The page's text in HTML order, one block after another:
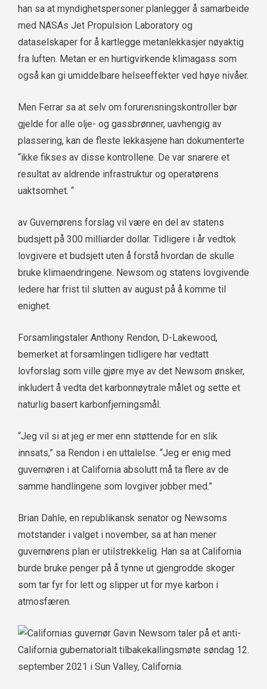
han sa at myndighetspersoner planlegger å samarbeide
med NASAs Jet Propulsion Laboratory og
dataselskaper for å kartlegge metanlekkasjer nøyaktig
fra luften. Metan er en hurtigvirkende klimagass som
også kan gi umiddelbare helseeffekter ved høye nivåer.
Men Ferrar sa at selv om forurensningskontroller bør
gjelde for alle olje- og gassbrønner, uavhengig av
plassering, kan de fleste lekkasjene han dokumenterte
“ikke fikses av disse kontrollene. De var snarere et
resultat av aldrende infrastruktur og operatørens
uaktsomhet. “
av Guvernørens forslag vil være en del av statens
budsjett på 300 milliarder dollar. Tidligere i år vedtok
lovgivere et budsjett uten å forstå hvordan de skulle
bruke klimaendringene. Newsom og statens lovgivende
ledere har frist til slutten av august på å komme til
enighet.
Forsamlingstaler Anthony Rendon, D-Lakewood,
bemerket at forsamlingen tidligere har vedtatt
lovforslag som ville gjøre mye av det Newsom ønsker,
inkludert å vedta det karbonnøytrale målet og sette et
naturlig basert karbonfjerningsmål.
“Jeg vil si at jeg er mer enn støttende for en slik
innsats,” sa Rendon i en uttalelse. “Jeg er enig med
guvernøren i at California absolutt må ta flere av de
samme handlingene som lovgiver jobber med.”
Brian Dahle, en republikansk senator og Newsoms
motstander i valget i november, sa at han mener
guvernørens plan er utilstrekkelig. Han sa at California
burde bruke penger på å tynne ut gjengrodde skoger
som tar fyr for lett og slipper ut for mye karbon i
atmosfæren.